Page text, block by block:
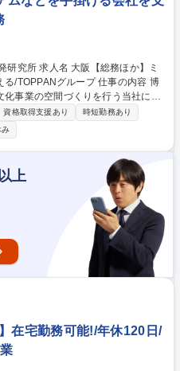
募集職種 大阪【カス
SaaS/LINEビューティープラス】
総務ほか】ミ
グループ 仕事の内容 博
事業の空間づくりを行う当社に
業務全般をお任せします！ 【総
リスクマネジメント管理◇ISO14
の推進など◇社内インフラ・資産
【労務業務】◇労務問題対応、解
生管理に関わる業務◇採用・雇用
に関わる業務 募集職種 大
ける会社を支える/TOPPANグルー
資格取得支援あり
時短勤務あり
み
上
在宅勤務可能!/年休120日/